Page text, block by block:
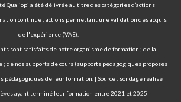
Qualiopi a été délivrée au titre des catégories d’actions
continue ; actions permettant une validation des acquis
de l'expérience (VAE).
sont satisfaits de notre organisme de formation ; de la
; de nos supports de cours (supports pédagogiques proposés
pédagogiques de leur formation. | Source : sondage réalisé
ayant terminé leur formation entre 2021 et 2025